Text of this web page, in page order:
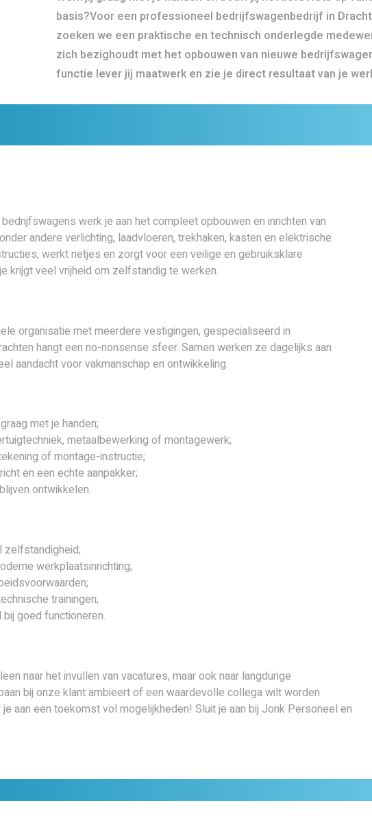
basis?Voor een professioneel bedrijfswagenbedrijf in
zoeken we een praktische en technisch onderlegde
zich bezighoudt met het opbouwen van nieuwe
functie lever jij maatwerk en zie je direct resultaat van je
werk je aan het compleet opbouwen en inrichten van
andere verlichting, laadvloeren, trekhaken, kasten en elektrische
werkt netjes en zorgt voor een veilige en gebruiksklare
krijgt veel vrijheid om zelfstandig te werken.
organisatie met meerdere vestigingen, gespecialiseerd in
hangt een no-nonsense sfeer. Samen werken ze dagelijks aan
aandacht voor vakmanschap en ontwikkeling.
met je handen;
metaalbewerking of montagewerk;
of montage-instructie;
en een echte aanpakker;
ontwikkelen.
zelfstandigheid;
werkplaatsinrichting;
trainingen;
goed functioneren.
naar het invullen van vacatures, maar ook naar langdurige
bij onze klant ambieert of een waardevolle collega wilt worden
aan een toekomst vol mogelijkheden! Sluit je aan bij Jonk Personeel en